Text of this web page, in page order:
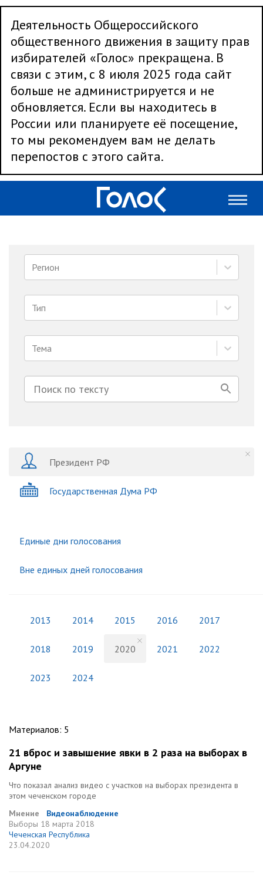
Деятельность Общероссийского
общественного движения в защиту прав
избирателей «Голос» прекращена. В
связи с этим, с 8 июля 2025 года сайт
больше не администрируется и не
обновляется. Если вы находитесь в
России или планируете её посещение,
то мы рекомендуем вам не делать
перепостов с этого сайта.
Регион
Тип
Тема
Президент РФ
Государственная Дума РФ
Единые дни голосования
Вне единых дней голосования
2013 2014 2015 2016 2017
2018 2019 2020 2021 2022
2023 2024
Материалов: 5
21 вброс и завышение явки в 2 раза на выборах в
Аргуне
Что показал анализ видео с участков на выборах президента в
этом чеченском городе
Мнение
Видеонаблюдение
Выборы 18 марта 2018
Чеченская Республика
23.04.2020